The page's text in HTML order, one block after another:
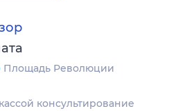
Площадь Революции
консультирование